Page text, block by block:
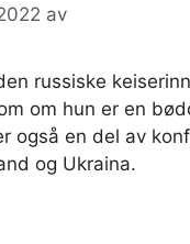
av
russiske
om hun er en
også en del av
og Ukraina.